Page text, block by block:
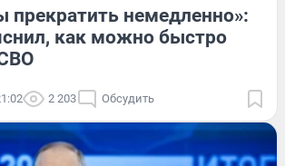
прекратить немедленно»:
как можно быстро
2 203 Обсудить